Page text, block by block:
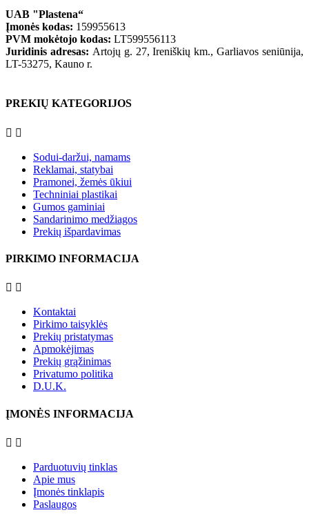
UAB "Plastena“
Įmonės kodas: 159955613
PVM mokėtojo kodas: LT599556113
Juridinis adresas: Artojų g. 27, Ireniškių km., Garliavos seniūnija,
LT-53275, Kauno r.
PREKIŲ KATEGORIJOS
 
Sodui-daržui, namams
Reklamai, statybai
Pramonei, žemės ūkiui
Techniniai plastikai
Gumos gaminiai
Sandarinimo medžiagos
Prekių išpardavimas
PIRKIMO INFORMACIJA
 
Kontaktai
Pirkimo taisyklės
Prekių pristatymas
Apmokėjimas
Prekių grąžinimas
Privatumo politika
D.U.K.
ĮMONĖS INFORMACIJA
 
Parduotuvių tinklas
Apie mus
Įmonės tinklapis
Paslaugos